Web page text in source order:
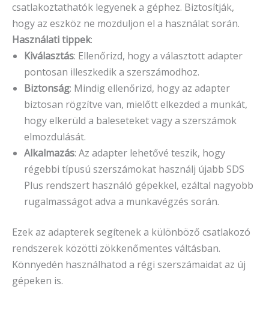
csatlakoztathatók legyenek a géphez. Biztosítják,
hogy az eszköz ne mozduljon el a használat során.
Használati tippek:
Kiválasztás: Ellenőrizd, hogy a választott adapter
pontosan illeszkedik a szerszámodhoz.
Biztonság: Mindig ellenőrizd, hogy az adapter
biztosan rögzítve van, mielőtt elkezded a munkát,
hogy elkerüld a baleseteket vagy a szerszámok
elmozdulását.
Alkalmazás: Az adapter lehetővé teszik, hogy
régebbi típusú szerszámokat használj újabb SDS
Plus rendszert használó gépekkel, ezáltal nagyobb
rugalmasságot adva a munkavégzés során.
Ezek az adapterek segítenek a különböző csatlakozó
rendszerek közötti zökkenőmentes váltásban.
Könnyedén használhatod a régi szerszámaidat az új
gépeken is.